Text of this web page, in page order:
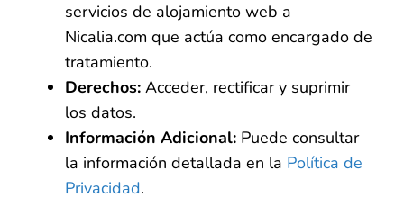
servicios de alojamiento web a
Nicalia.com que actúa como encargado de
tratamiento.
Derechos: Acceder, rectificar y suprimir
los datos.
Información Adicional: Puede consultar
la información detallada en la Política de
Privacidad.